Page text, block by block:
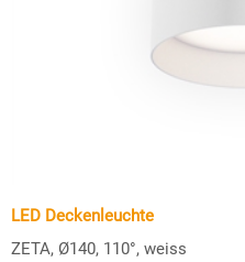
LED Deckenleuchte
ZETA, Ø140, 110°, weiss